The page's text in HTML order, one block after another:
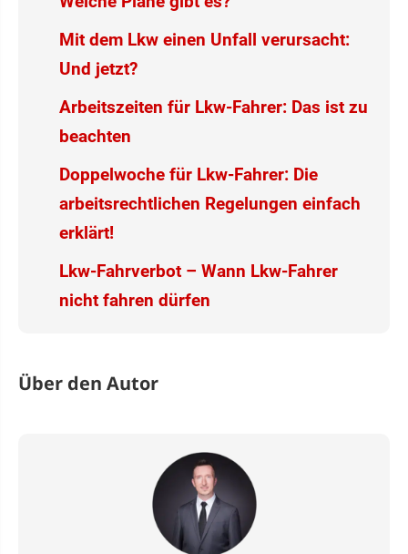
Mit dem Lkw einen Unfall verursacht:
Und jetzt?
Arbeitszeiten für Lkw-Fahrer: Das ist zu
beachten
Doppelwoche für Lkw-Fahrer: Die
arbeitsrechtlichen Regelungen einfach
erklärt!
Lkw-Fahrverbot – Wann Lkw-Fahrer
nicht fahren dürfen
Über den Autor